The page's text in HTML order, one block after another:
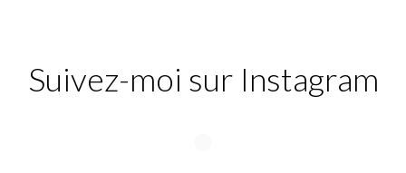
Suivez-moi sur Instagram